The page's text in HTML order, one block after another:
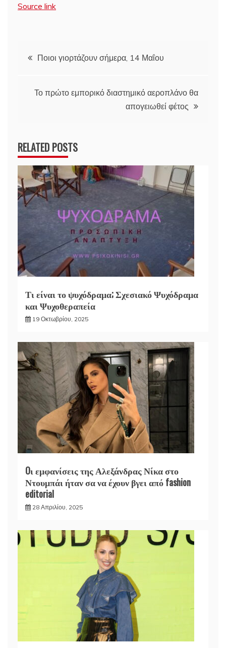
Source link
Πλοήγηση
Ποιοι γιορτάζουν σήμερα, 14 Μαΐου
Το πρώτο εμπορικό διαστημικό αεροπλάνο θα
απογειωθεί φέτος
RELATED POSTS
Τι είναι το ψυχόδραμα; Σχεσιακό Ψυχόδραμα
και Ψυχοθεραπεία
19 Οκτωβρίου, 2025
Oι εμφανίσεις της Αλεξάνδρας Νίκα στο
Ντουμπάι ήταν σα να έχουν βγει από fashion
editorial
28 Απριλίου, 2025